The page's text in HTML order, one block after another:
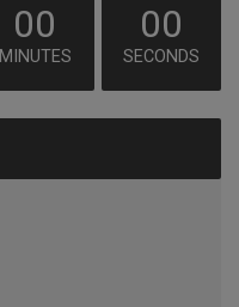
00
MINUTES
00
SECONDS